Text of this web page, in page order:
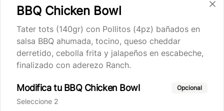
Conócenos
UBICACIONES
Términos y condiciones
BBQ Chicken Bowl
Tater tots (140gr) con Pollitos (4pz) bañados en
salsa BBQ ahumada, tocino, queso cheddar
derretido, cebolla frita y jalapeños en escabeche,
finalizado con aderezo Ranch.
Modifica tu BBQ Chicken Bowl Opcional
Seleccione 2